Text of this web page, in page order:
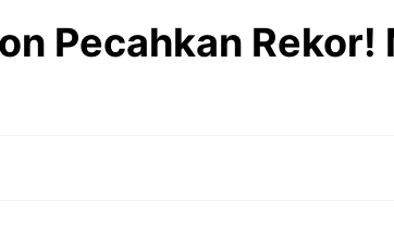
Pecahkan Rekor!